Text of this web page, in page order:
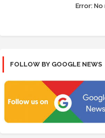
Error: No
FOLLOW BY GOOGLE NEWS